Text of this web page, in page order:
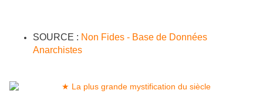
SOURCE : Non Fides - Base de Données
Anarchistes